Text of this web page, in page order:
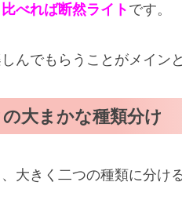
べれば断然ライトです。
んでもらうことがメイン
大まかな種類分け
大きく二つの種類に分け